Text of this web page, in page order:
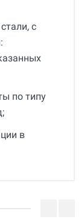
c
по типу
в